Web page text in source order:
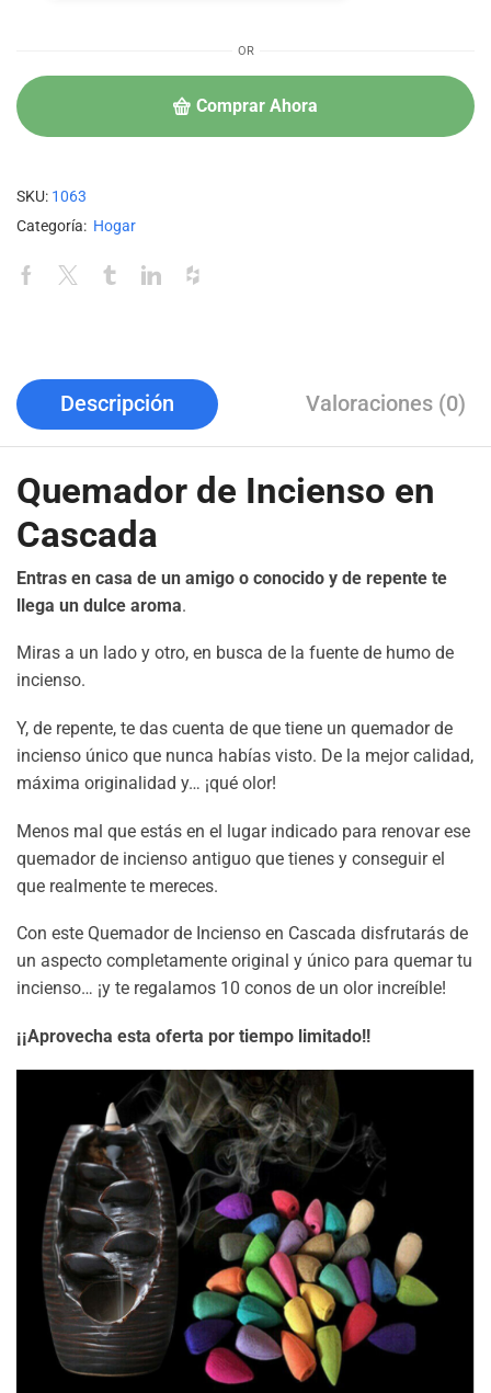
OR
Comprar Ahora
SKU: 1063
Categoría: Hogar
Descripción Valoraciones (0)
Quemador de Incienso en
Cascada
Entras en casa de un amigo o conocido y de repente te
llega un dulce aroma.
Miras a un lado y otro, en busca de la fuente de humo de
incienso.
Y, de repente, te das cuenta de que tiene un quemador de
incienso único que nunca habías visto. De la mejor calidad,
máxima originalidad y… ¡qué olor!
Menos mal que estás en el lugar indicado para renovar ese
quemador de incienso antiguo que tienes y conseguir el
que realmente te mereces.
Con este Quemador de Incienso en Cascada disfrutarás de
un aspecto completamente original y único para quemar tu
incienso… ¡y te regalamos 10 conos de un olor increíble!
¡¡Aprovecha esta oferta por tiempo limitado!!